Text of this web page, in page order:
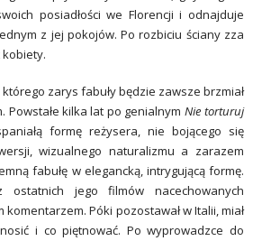
posiadłości we Florencji i odnajduje
z jej pokojów. Po rozbiciu ściany zza
zarys fabuły będzie zawsze brzmiał
Powstałe kilka lat po genialnym Nie torturuj
formę reżysera, nie bojącego się
wizualnego naturalizmu a zarazem
fabułę w elegancką, intrygującą formę.
jego filmów nacechowanych
komentarzem. Póki pozostawał w Italii, miał
i co piętnować. Po wyprowadzce do